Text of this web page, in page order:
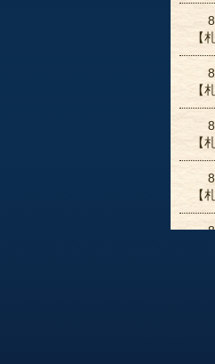
【
【
【
【